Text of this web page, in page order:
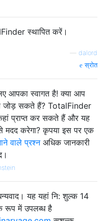
स्थापित करें।
dalord
स्रोत
आपका स्वागत है! क्या आप
जोड़ सकते हैं? TotalFinder
प्राप्त कर सकते हैं और यह
मदद करेगा? कृपया इस पर एक
वाले प्रश्न अधिक जानकारी
यह यहां नि: शुल्क 14
रूप में उपलब्ध है